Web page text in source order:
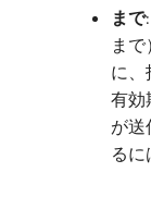
まで
ま
に、
有効
が送
るに